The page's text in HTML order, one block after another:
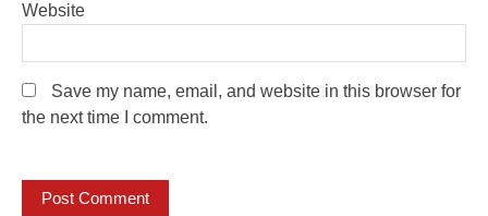
Website
Save my name, email, and website in this browser for
the next time I comment.